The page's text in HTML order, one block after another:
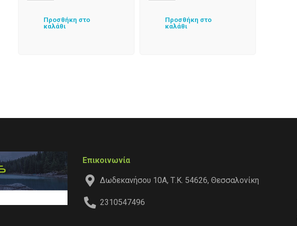
Προσθήκη στο
καλάθι
Προσθήκη στο
καλάθι
Επικοινωνία
Δωδεκανήσου 10Α, Τ.Κ. 54626, Θεσσαλονίκη
2310547496